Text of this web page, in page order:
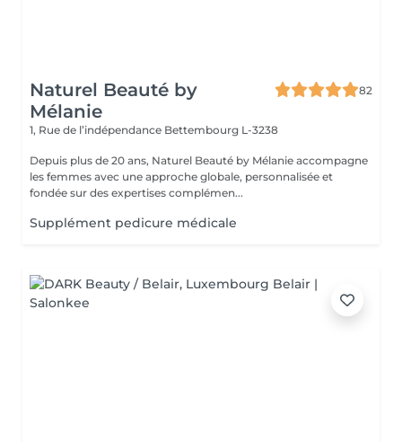
Naturel Beauté by
Mélanie
82
1, Rue de l’indépendance Bettembourg L-3238
Depuis plus de 20 ans, Naturel Beauté by Mélanie accompagne
les femmes avec une approche globale, personnalisée et
fondée sur des expertises complémen...
Supplément pedicure médicale